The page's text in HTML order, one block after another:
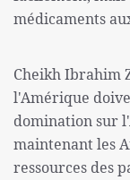
médicaments
Cheikh Ibrahim
l'Amérique
domination sur
maintenant les
ressources des